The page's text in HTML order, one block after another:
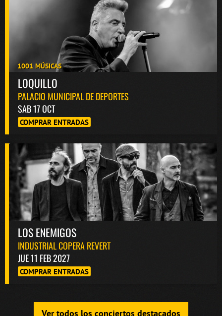
1001 MÚSICAS
LOQUILLO
PALACIO MUNICIPAL DE DEPORTES
SAB 17 OCT
COMPRAR ENTRADAS
LOS ENEMIGOS
INDUSTRIAL COPERA REVERT
JUE 11 FEB 2027
COMPRAR ENTRADAS
Ver todos los conciertos destacados